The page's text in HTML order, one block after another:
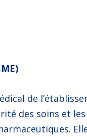
de
des soins et